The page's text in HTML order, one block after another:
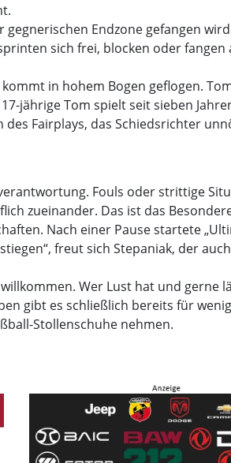
gegnerischen Endzone gefangen
sich frei, blocken oder fangen
in hohem Bogen geflogen.
jährige Tom spielt seit sieben
Fairplays, das Schiedsrichter
Fouls oder strittige
zueinander. Das ist das
Nach einer Pause startete
freut sich Stepaniak, der
Wer Lust hat und gerne
gibt es schließlich bereits für
Stollenschuhe nehmen.